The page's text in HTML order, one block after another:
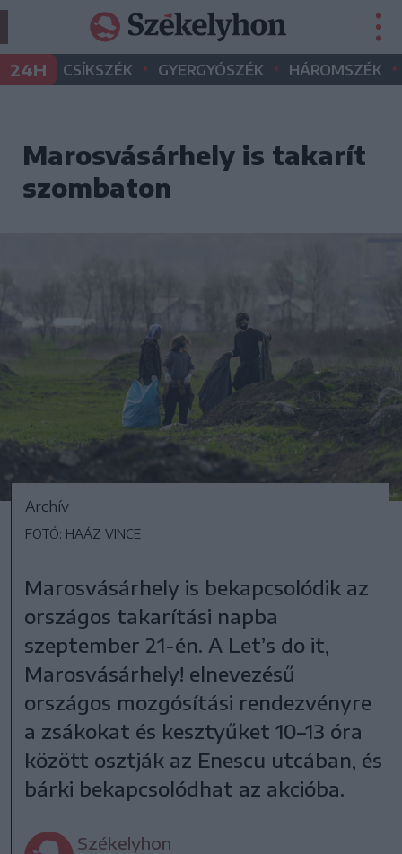
24H CSÍKSZÉK • GYERGYÓSZÉK • HÁROMSZÉK •
Marosvásárhely is takarít
szombaton
Archív
FOTÓ: HAÁZ VINCE
Marosvásárhely is bekapcsolódik az
országos takarítási napba
szeptember 21-én. A Let’s do it,
Marosvásárhely! elnevezésű
országos mozgósítási rendezvényre
a zsákokat és kesztyűket 10–13 óra
között osztják az Enescu utcában, és
bárki bekapcsolódhat az akcióba.
Székelyhon